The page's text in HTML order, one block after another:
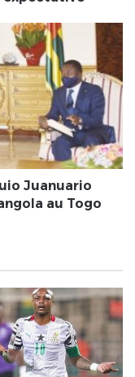
Juanuario
au Togo